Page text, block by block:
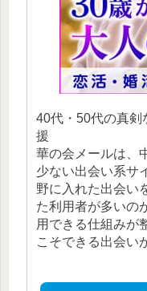
40代・50代の真剣
援
華の会メールは、
少ない出会い系サ
野に入れた出会い
た利用者が多いの
用できる仕組みが
こそできる出会い